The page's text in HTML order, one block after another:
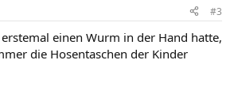
#3
einen Wurm in der Hand hatte,
die Hosentaschen der Kinder